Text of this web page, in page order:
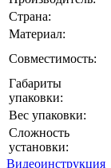
Страна:
Материал:
Совместимость:
Габариты
упаковки:
Вес упаковки:
Сложность
установки:
Видеоинструкция